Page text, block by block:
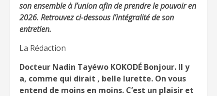
son ensemble à l’union afin de prendre le pouvoir en
2026. Retrouvez ci-dessous l’intégralité de son
entretien.
La Rédaction
Docteur Nadin Tayéwo KOKODÉ Bonjour. Il y
a, comme qui dirait , belle lurette. On vous
entend de moins en moins. C’est un plaisir et